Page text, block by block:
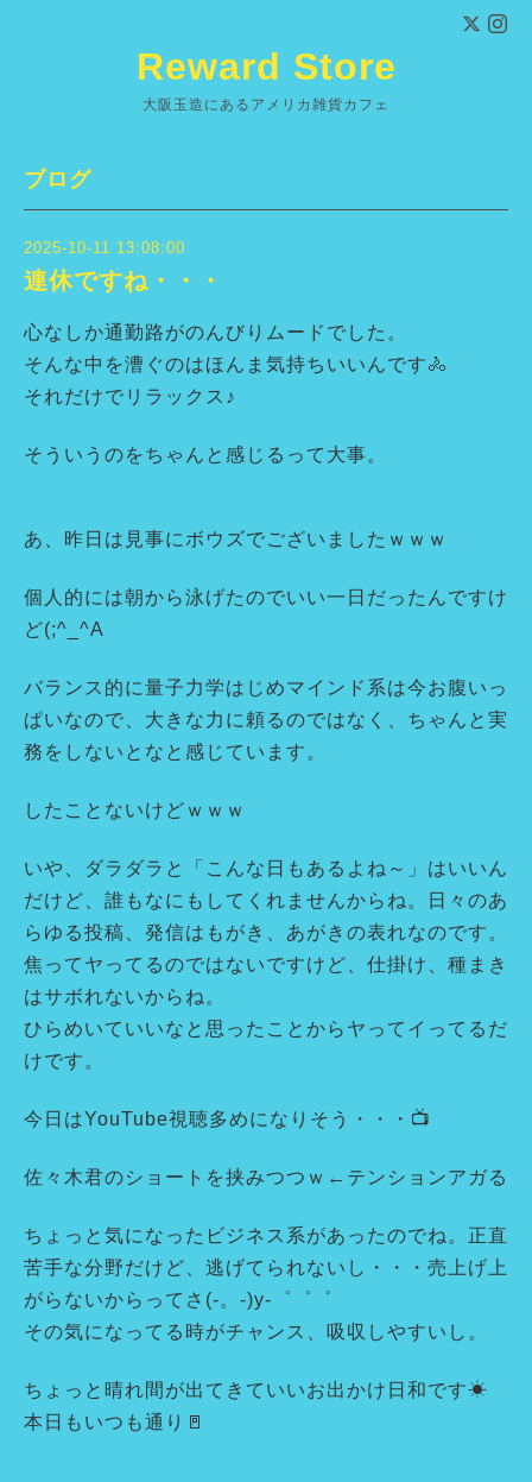
Reward Store
大阪玉造にあるアメリカ雑貨カフェ
ブログ
2025-10-11 13:08:00
連休ですね・・・
心なしか通勤路がのんびりムードでした。
そんな中を漕ぐのはほんま気持ちいいんです🚴
それだけでリラックス♪
そういうのをちゃんと感じるって大事。
あ、昨日は見事にボウズでございましたｗｗｗ
個人的には朝から泳げたのでいい一日だったんですけ
ど(;^_^A
バランス的に量子力学はじめマインド系は今お腹いっ
ぱいなので、大きな力に頼るのではなく、ちゃんと実
務をしないとなと感じています。
したことないけどｗｗｗ
いや、ダラダラと「こんな日もあるよね～」はいいん
だけど、誰もなにもしてくれませんからね。日々のあ
らゆる投稿、発信はもがき、あがきの表れなのです。
焦ってヤってるのではないですけど、仕掛け、種まき
はサボれないからね。
ひらめいていいなと思ったことからヤってイってるだ
けです。
今日はYouTube視聴多めになりそう・・・📺
佐々木君のショートを挟みつつｗ←テンションアガる
ちょっと気になったビジネス系があったのでね。正直
苦手な分野だけど、逃げてられないし・・・売上げ上
がらないからってさ(-。-)y-゜゜゜
その気になってる時がチャンス、吸収しやすいし。
ちょっと晴れ間が出てきていいお出かけ日和です☀
本日もいつも通り🚪